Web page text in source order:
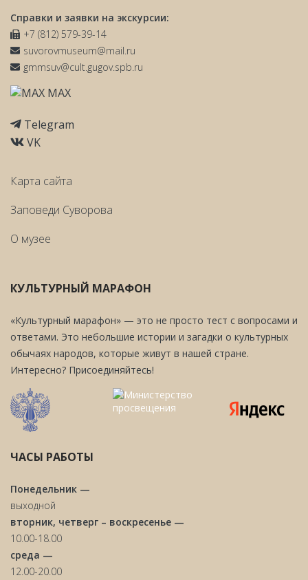
Справки и заявки на экскурсии:
+7 (812) 579-39-14
suvorovmuseum@mail.ru
gmmsuv@cult.gugov.spb.ru
MAX
Telegram
VK
Карта сайта
Заповеди Cуворова
О музее
КУЛЬТУРНЫЙ МАРАФОН
«Культурный марафон» — это не просто тест с вопросами и
ответами. Это небольшие истории и загадки о культурных
обычаях народов, которые живут в нашей стране.
Интересно? Присоединяйтесь!
ЧАСЫ РАБОТЫ
Понедельник —
выходной
вторник, четверг – воскресенье —
10.00-18.00
среда —
12.00-20.00